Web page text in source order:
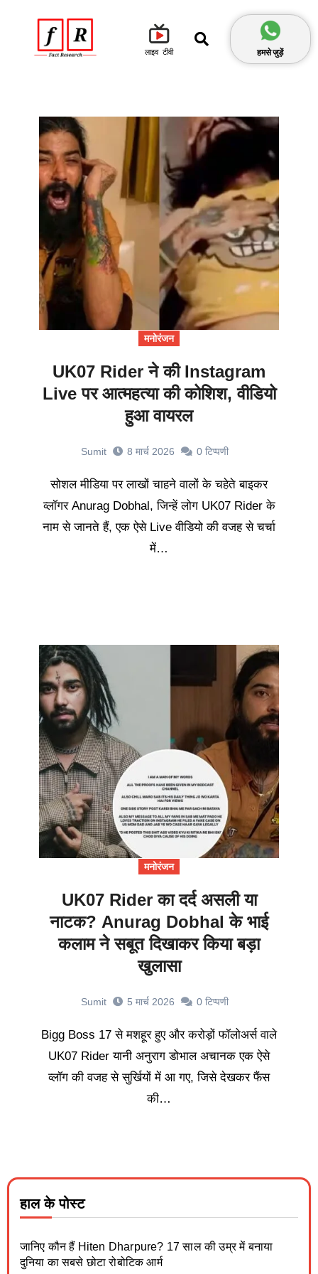
लाइव टीवी हमसे जुड़ें
मनोरंजन
UK07 Rider ने की Instagram
Live पर आत्महत्या की कोशिश, वीडियो
हुआ वायरल
Sumit 8 मार्च 2026 0 टिप्पणी
सोशल मीडिया पर लाखों चाहने वालों के चहेते बाइकर
व्लॉगर Anurag Dobhal, जिन्हें लोग UK07 Rider के
नाम से जानते हैं, एक ऐसे Live वीडियो की वजह से चर्चा
में…
मनोरंजन
UK07 Rider का दर्द असली या
नाटक? Anurag Dobhal के भाई
कलाम ने सबूत दिखाकर किया बड़ा
खुलासा
Sumit 5 मार्च 2026 0 टिप्पणी
Bigg Boss 17 से मशहूर हुए और करोड़ों फॉलोअर्स वाले
UK07 Rider यानी अनुराग डोभाल अचानक एक ऐसे
व्लॉग की वजह से सुर्खियों में आ गए, जिसे देखकर फैंस
की…
हाल के पोस्ट
जानिए कौन हैं Hiten Dharpure? 17 साल की उम्र में बनाया
दुनिया का सबसे छोटा रोबोटिक आर्म